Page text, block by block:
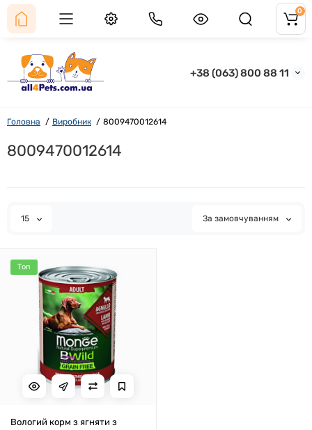
+38 (063) 800 88 11
0
Головна Виробник 8009470012614
8009470012614
15 За замовчуванням
Топ
Вологий корм з ягняти з